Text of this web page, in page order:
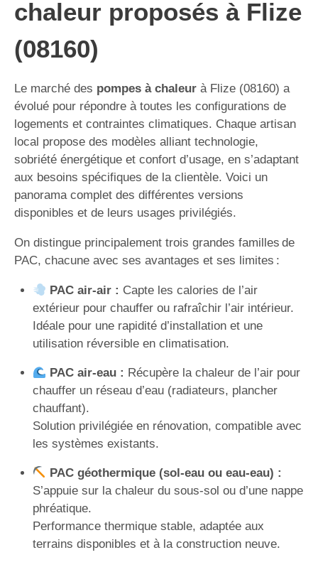
chaleur proposés à Flize
(08160)
Le marché des pompes à chaleur à Flize (08160) a
évolué pour répondre à toutes les configurations de
logements et contraintes climatiques. Chaque artisan
local propose des modèles alliant technologie,
sobriété énergétique et confort d’usage, en s’adaptant
aux besoins spécifiques de la clientèle. Voici un
panorama complet des différentes versions
disponibles et de leurs usages privilégiés.
On distingue principalement trois grandes familles de
PAC, chacune avec ses avantages et ses limites :
PAC air-air : Capte les calories de l’air
extérieur pour chauffer ou rafraîchir l’air intérieur.
Idéale pour une rapidité d’installation et une
utilisation réversible en climatisation.
PAC air-eau : Récupère la chaleur de l’air pour
chauffer un réseau d’eau (radiateurs, plancher
chauffant).
Solution privilégiée en rénovation, compatible avec
les systèmes existants.
PAC géothermique (sol-eau ou eau-eau) :
S’appuie sur la chaleur du sous-sol ou d’une nappe
phréatique.
Performance thermique stable, adaptée aux
terrains disponibles et à la construction neuve.